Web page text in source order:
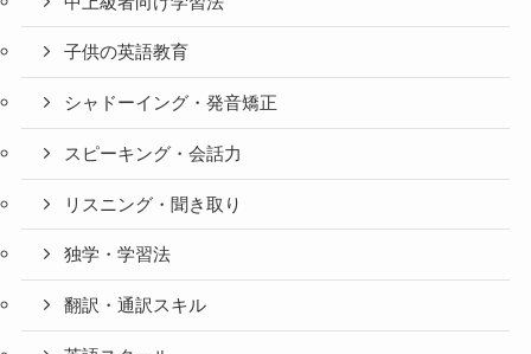
子供の英語教育
シャドーイング・発音矯正
スピーキング・会話力
リスニング・聞き取り
独学・学習法
翻訳・通訳スキル